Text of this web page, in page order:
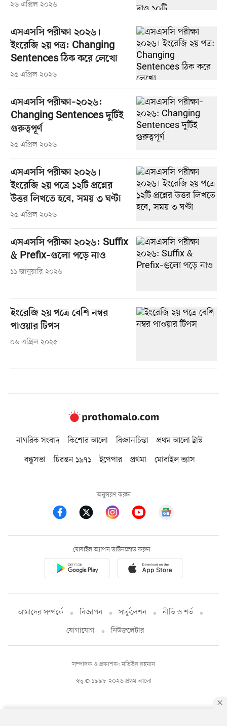
২৬ এপ্রিল ২০২৬
এসএসসি পরীক্ষা ২০২৬।
ইংরেজি ২য় পত্র: Changing
Sentences ঠিক করে লেখো
২৫ এপ্রিল ২০২৬
এসএসসি পরীক্ষা–২০২৬:
Changing Sentences দুটিই
গুরুত্বপূর্ণ
২৫ এপ্রিল ২০২৬
এসএসসি পরীক্ষা ২০২৬।
ইংরেজি ২য় পত্রে ১২টি প্রশ্নের
উত্তর লিখতে হবে, সময় ৩ ঘণ্টা
২৫ এপ্রিল ২০২৬
এসএসসি পরীক্ষা ২০২৬: Suffix
& Prefix–গুলো পড়ে নাও
১১ জানুয়ারি ২০২৬
ইংরেজি ২য় পত্রে বেশি নম্বর
পাওয়ার টিপস
০৬ এপ্রিল ২০২৫
নাগরিক সংবাদ কিশোর আলো বিজ্ঞানচিন্তা
প্রথম আলো ট্রাস্ট
বন্ধুসভা
চিরন্তন ১৯৭১ ইপেপার প্রথমা মোবাইল ভ্যাস
অনুসরণ করুন
মোবাইল অ্যাপস ডাউনলোড করুন
আমাদের সম্পর্কে বিজ্ঞাপন সার্কুলেশন
নীতি ও শর্ত
যোগাযোগ
নিউজলেটার
স্বত্ব © ১৯৯৮-২০২৬ প্রথম আলো
সম্পাদক ও প্রকাশক: মতিউর রহমান